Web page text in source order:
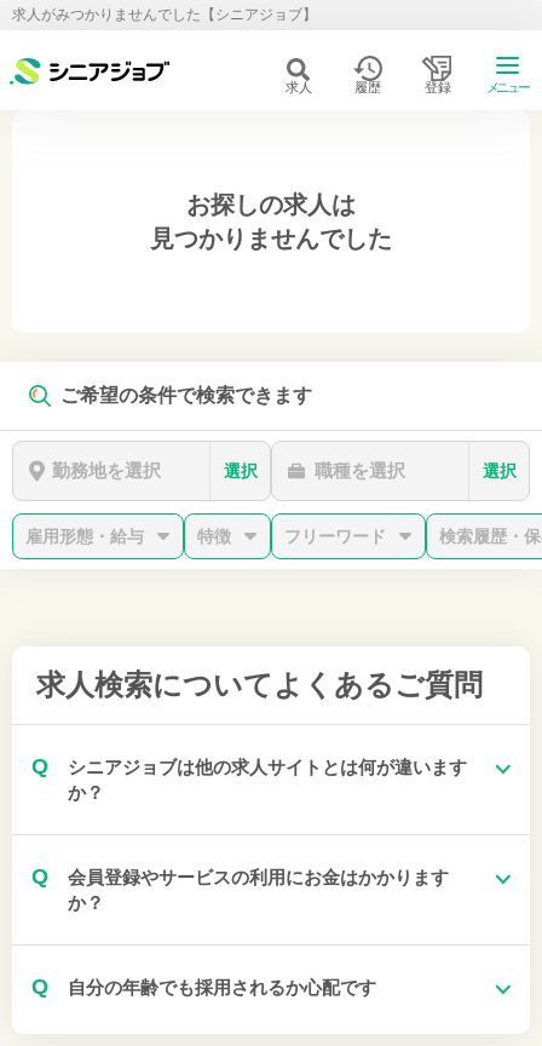
求人がみつかりませんでした【シニアジョブ】
求人 履歴 登録 メニュー
お探しの求人は
見つかりませんでした
ご希望の条件で検索できます
勤務地を選択 選択 職種を選択 選択
雇用形態・給与 特徴 フリーワード 検索履歴・
求人検索について よくあるご質問
Q
シニアジョブは他の求人サイトとは何が違います
か？
Q
会員登録やサービスの利用にお金はかかります
か？
Q 自分の年齢でも採用されるか心配です